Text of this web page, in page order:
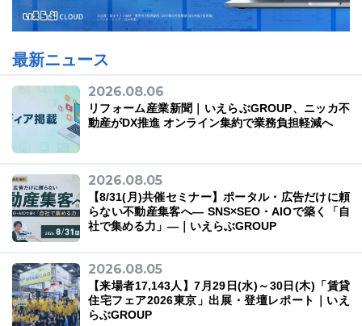
特長 サービス一覧
最新ニュース
2026.08.06
リフォーム産業新聞｜いえらぶGROUP、ニッカ不
動産がDX推進 オンライン集約で業務負担軽減へ
2026.08.05
【8/31(月)共催セミナー】ポータル・広告だけに頼
らない不動産集客へ― SNS×SEO・AIOで築く「自
社で集める力」―｜いえらぶGROUP
2026.08.05
【来場者17,143人】7月29日(水)～30日(木)「賃貸
住宅フェア2026東京」出展・登壇レポート｜いえ
らぶGROUP